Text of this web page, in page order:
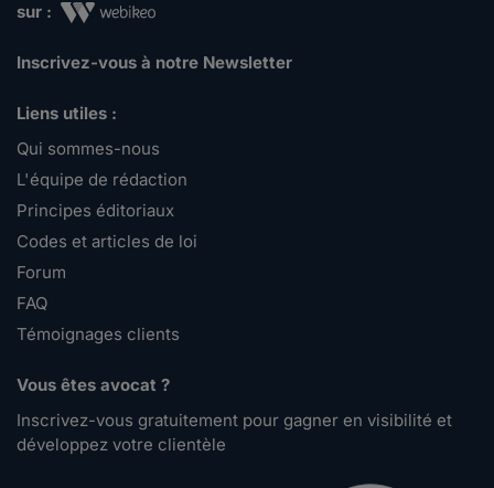
sur :
Inscrivez-vous à notre Newsletter
Liens utiles :
Qui sommes-nous
L'équipe de rédaction
Principes éditoriaux
Codes et articles de loi
Forum
FAQ
Témoignages clients
Vous êtes avocat ?
Inscrivez-vous gratuitement pour gagner en visibilité et
développez votre clientèle